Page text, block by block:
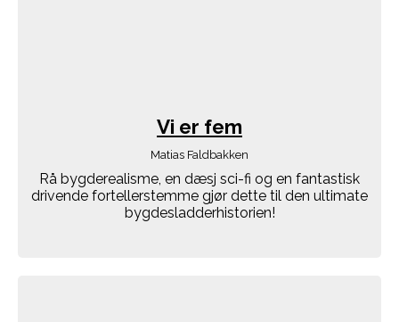
Vi er fem
Matias Faldbakken
Rå bygderealisme, en dæsj sci-fi og en fantastisk
drivende fortellerstemme gjør dette til den ultimate
bygdesladderhistorien!